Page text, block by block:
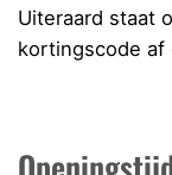
Uiteraard staat
kortingscode af